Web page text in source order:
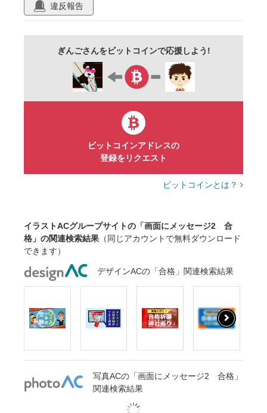
違反報告
ぎんごさんをビットコインで応援しよう!
ビットコインアドレスの
登録をリクエスト
ビットコインとは？
イラストACグループサイトの「画面にメッセージ2 合
格」の関連検索結果 （同じアカウントで無料ダウンロード
できます）
デザインACの「合格」関連検索結果
写真ACの「画面にメッセージ2 合格」
関連検索結果